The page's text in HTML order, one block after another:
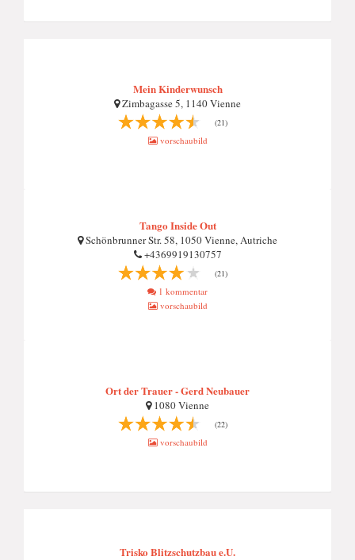
Mein Kinderwunsch
Zimbagasse 5, 1140 Vienne
(21)
vorschaubild
Tango Inside Out
Schönbrunner Str. 58, 1050 Vienne, Autriche
+4369919130757
(21)
1 kommentar
vorschaubild
Ort der Trauer - Gerd Neubauer
1080 Vienne
(22)
vorschaubild
Trisko Blitzschutzbau e.U.